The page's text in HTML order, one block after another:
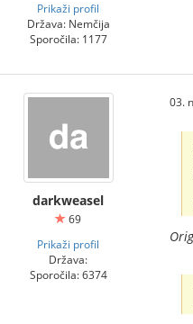
Prikaži profil
Država: Nemčija
Sporočila: 1177
darkweasel
69
Prikaži profil
Država:
Sporočila: 6374
03.